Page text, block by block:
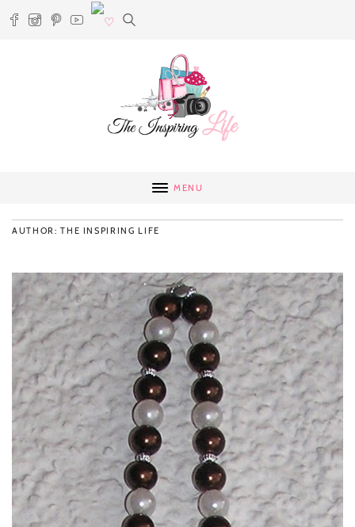
MENU
AUTHOR: THE INSPIRING LIFE